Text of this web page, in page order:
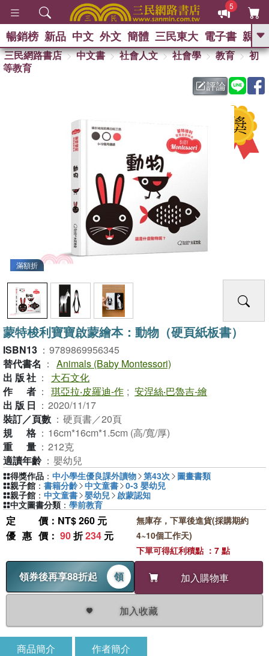
5
GO
暢銷榜 新品 中文 外文 簡體 三民東大 電子書 親子
三民網路書店 中文書 社會人文 社會學 教育
初
等教育
評論
滿額折
蒙特梭利寶寶啟蒙繪本：動物（硬頁紙板書）
ISBN13 ： 9789869956345
替代書名 ： Animals (Baby Montessori)
出版社 ：
大石文化
作者 ： 琪亞拉‧皮羅迪-作 ; 安涅絲‧巴魯吉-繪
出版日 ： 2020/11/17
裝訂／頁數 ： 硬頁書／20頁
規格 ： 16cm*16cm*1.5cm (高/寬/厚)
重量 ： 212克
適讀年齡 ： 嬰幼兒
定價 ：NT$ 260 元
優惠價 ： 90折234 元
領券後再享88折起 領 加入購物車
加入收藏
無庫存，下單後進貨(採購期約
4~10個工作天)
下單可得紅利積點 ：7 點
得獎作品 ： 中小學生優良課外讀物 第43次
圖畫書類
親子館 ： 書籍分齡 中文童書 0-3 嬰幼兒
親子館 ： 中文童書 嬰幼兒 啟蒙認知
中文圖書分類 ： 學前教育
商品簡介 作者簡介